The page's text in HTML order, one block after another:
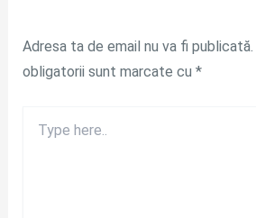
Adresa ta de email nu va fi publicată.
obligatorii sunt marcate cu *
here..